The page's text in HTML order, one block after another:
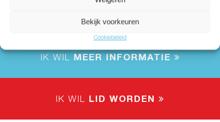
Bekijk voorkeuren
Cookiebeleid
IK WIL MEER INFORMATIE
IK WIL LID WORDEN